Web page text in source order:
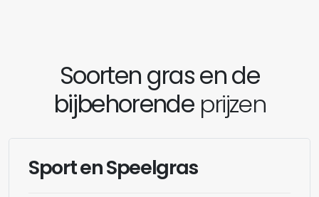
Soorten gras en de
bijbehorendeprijzen
Sport en Speelgras